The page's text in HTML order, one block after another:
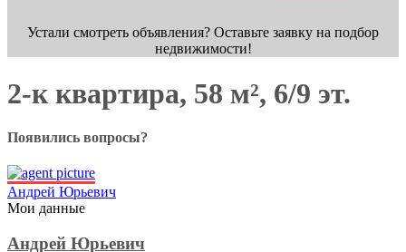
Устали смотреть объявления? Оставьте заявку на подбор
недвижимости!
2-к квартира, 58 м², 6/9 эт.
Появились вопросы?
Андрей Юрьевич
Мои данные
Андрей Юрьевич